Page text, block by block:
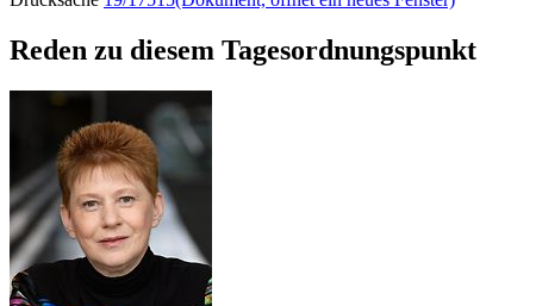
Reden zu diesem Tagesordnungspunkt